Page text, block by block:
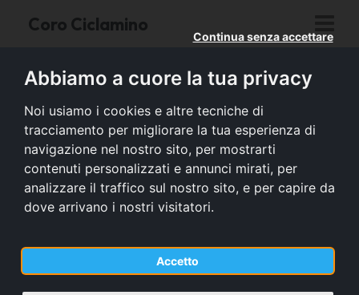
Abbiamo a cuore la tua privacy
Noi usiamo i cookies e altre tecniche di
tracciamento per migliorare la tua esperienza di
navigazione nel nostro sito, per mostrarti
contenuti personalizzati e annunci mirati, per
analizzare il traffico sul nostro sito, e per capire da
dove arrivano i nostri visitatori.
Accetto
Continua senza accettare
Coro Ciclamino